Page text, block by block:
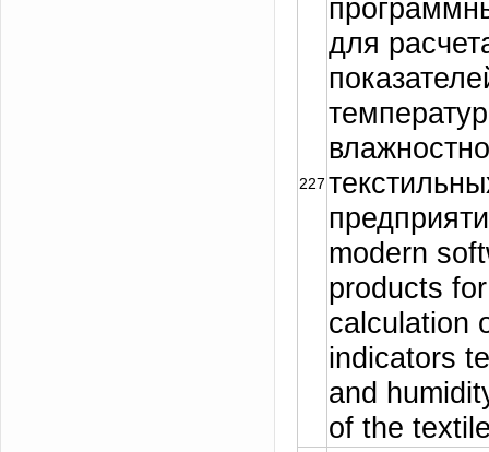
227
для
modern
products
calculation
indicators
and
of the